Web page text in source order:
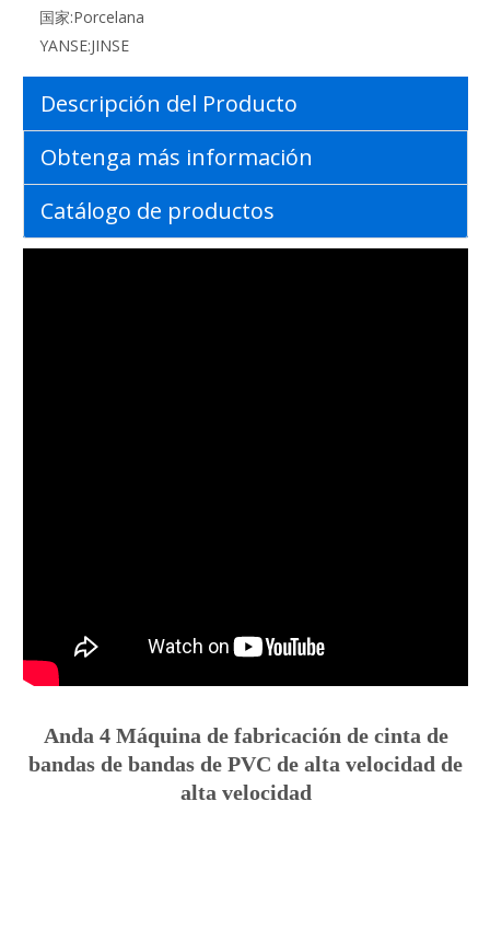
国家:Porcelana
YANSE:JINSE
Descripción del Producto
Obtenga más información
Catálogo de productos
Anda 4 Máquina de fabricación de cinta de
bandas de bandas de PVC de alta velocidad de
alta velocidad